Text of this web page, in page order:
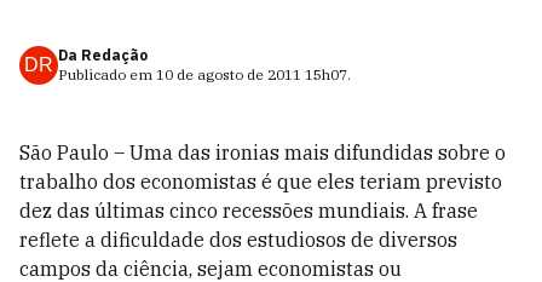
DR Da Redação
Publicado em 10 de agosto de 2011 15h07.
São Paulo – Uma das ironias mais difundidas sobre o
trabalho dos economistas é que eles teriam previsto
dez das últimas cinco recessões mundiais. A frase
reflete a dificuldade dos estudiosos de diversos
campos da ciência, sejam economistas ou